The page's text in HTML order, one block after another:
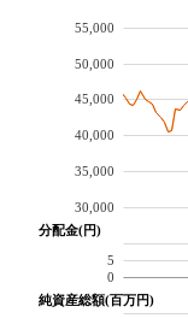
30,000
35,000
40,000
45,000
50,000
55,000
分配金(円)
0
5
純資産総額(百万円)